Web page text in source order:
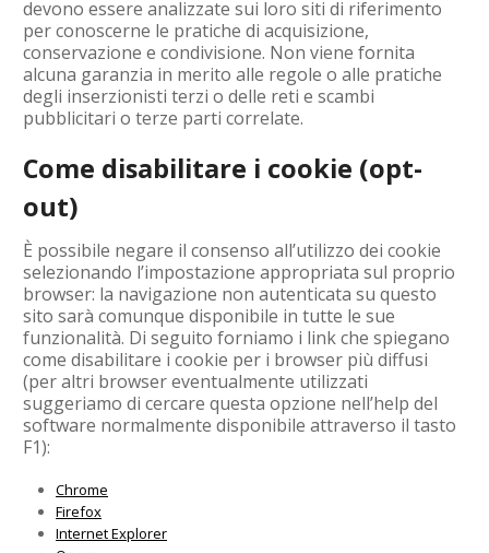
devono essere analizzate sui loro siti di riferimento
per conoscerne le pratiche di acquisizione,
conservazione e condivisione. Non viene fornita
alcuna garanzia in merito alle regole o alle pratiche
degli inserzionisti terzi o delle reti e scambi
pubblicitari o terze parti correlate.
Come disabilitare i cookie (opt-
out)
È possibile negare il consenso all’utilizzo dei cookie
selezionando l’impostazione appropriata sul proprio
browser: la navigazione non autenticata su questo
sito sarà comunque disponibile in tutte le sue
funzionalità. Di seguito forniamo i link che spiegano
come disabilitare i cookie per i browser più diffusi
(per altri browser eventualmente utilizzati
suggeriamo di cercare questa opzione nell’help del
software normalmente disponibile attraverso il tasto
F1):
Chrome
Firefox
Internet Explorer